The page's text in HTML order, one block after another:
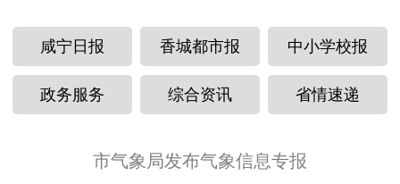
咸宁日报 香城都市报 中小学校报
政务服务 综合资讯 省情速递
市气象局发布气象信息专报